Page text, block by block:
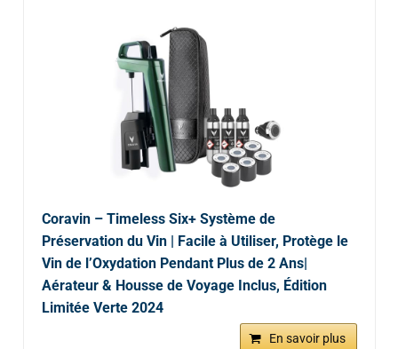
Coravin – Timeless Six+ Système de
Préservation du Vin | Facile à Utiliser, Protège le
Vin de l’Oxydation Pendant Plus de 2 Ans|
Aérateur & Housse de Voyage Inclus, Édition
Limitée Verte 2024
En savoir plus